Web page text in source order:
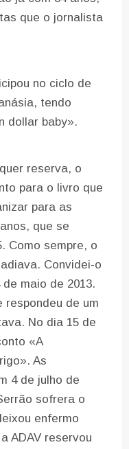
que o jornalista
no ciclo de
tendo
dollar baby».
reserva, o
para o livro que
para as
que se
Como sempre, o
Convidei-o
maio de 2013.
respondeu de um
No dia 15 de
«A
As
4 de julho de
sofrera o
enfermo
ADAV reservou